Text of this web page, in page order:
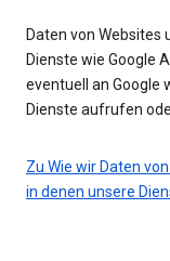
Daten von Websites
Dienste wie Google
eventuell an Google
Dienste aufrufen
Zu Wie wir Daten
in denen unsere